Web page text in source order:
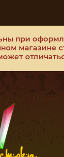
при
магазине